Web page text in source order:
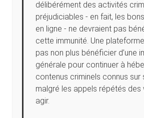
délibérément des activités
préjudiciables - en fait, les
en ligne - ne devraient pas
cette immunité. Une
pas non plus bénéficier d’une
générale pour continuer à
contenus criminels connus sur
malgré les appels répétés des
agir.